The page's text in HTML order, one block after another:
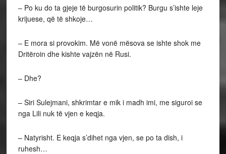
– Po ku do ta gjeje të burgosurin politik? Burgu s’ishte leje
krijuese, që të shkoje…
– E mora si provokim. Më vonë mësova se ishte shok me
Dritëroin dhe kishte vajzën në Rusi.
– Dhe?
– Siri Sulejmani, shkrimtar e mik i madh imi, me siguroi se
nga Lili nuk të vjen e keqja.
– Natyrisht. E keqja s’dihet nga vjen, se po ta dish, i
ruhesh…